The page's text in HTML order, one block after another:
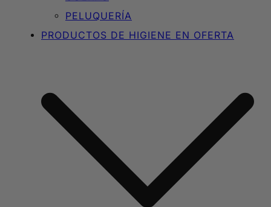
PELUQUERÍA
PRODUCTOS DE HIGIENE EN OFERTA